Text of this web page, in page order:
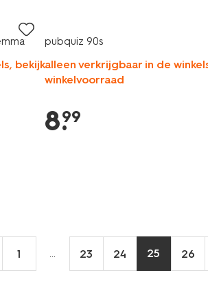
bekijk
pubquiz 90s
alleen verkrijgbaar in de
winkelvoorraad
8.
99
1 ... 23 24 25 26